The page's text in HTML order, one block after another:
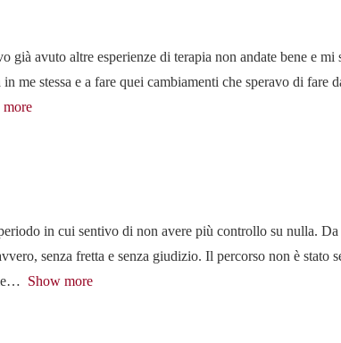
già avuto altre esperienze di terapia non andate bene e
me stessa e a fare quei cambiamenti che speravo di fare
more
in cui sentivo di non avere più controllo su nulla.
senza fretta e senza giudizio. Il percorso non è stato
Show more